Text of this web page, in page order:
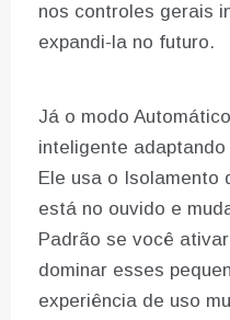
nos controles gerais
expandi-la no futuro.
Já o modo
inteligente
Ele usa o Isolamento
está no ouvido e
Padrão se você
dominar esses
experiência de uso